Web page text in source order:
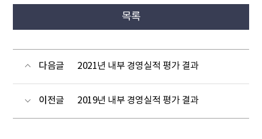
목록
다음글 2021년 내부 경영실적 평가 결과
이전글 2019년 내부 경영실적 평가 결과